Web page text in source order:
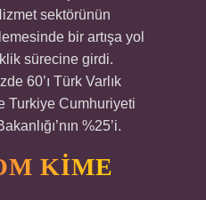
sektörünün
bir artışa yol
sürecine girdi.
60’ı Türk Varlık
Turkiye Cumhuriyeti
%25’i.
KIME